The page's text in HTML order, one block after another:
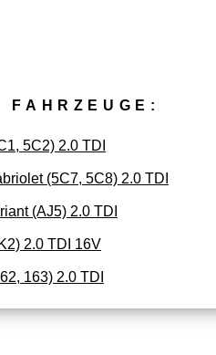
FAHRZEUGE:
5C2) 2.0 TDI
(5C7, 5C8) 2.0 TDI
(AJ5) 2.0 TDI
2.0 TDI 16V
163) 2.0 TDI